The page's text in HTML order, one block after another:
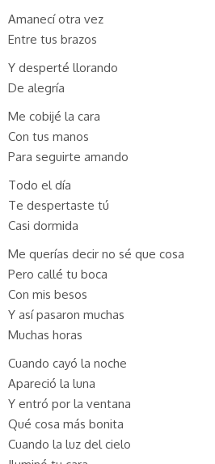
Amanecí otra vez
Entre tus brazos
Y desperté llorando
De alegría
Me cobijé la cara
Con tus manos
Para seguirte amando
Todo el día
Te despertaste tú
Casi dormida
Me querías decir no sé que cosa
Pero callé tu boca
Con mis besos
Y así pasaron muchas
Muchas horas
Cuando cayó la noche
Apareció la luna
Y entró por la ventana
Qué cosa más bonita
Cuando la luz del cielo